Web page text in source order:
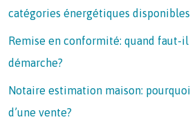
catégories énergétiques
Remise en conformité: quand faut-
démarche?
Notaire estimation maison:
d’une vente?